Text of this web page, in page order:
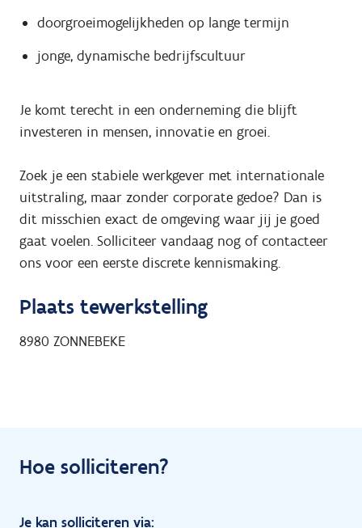
doorgroeimogelijkheden op lange termijn
jonge, dynamische bedrijfscultuur
Je komt terecht in een onderneming die blijft
investeren in mensen, innovatie en groei.
Zoek je een stabiele werkgever met internationale
uitstraling, maar zonder corporate gedoe? Dan is
dit misschien exact de omgeving waar jij je goed
gaat voelen. Solliciteer vandaag nog of contacteer
ons voor een eerste discrete kennismaking.
Plaats tewerkstelling
8980 ZONNEBEKE
Hoe solliciteren?
Je kan solliciteren via: